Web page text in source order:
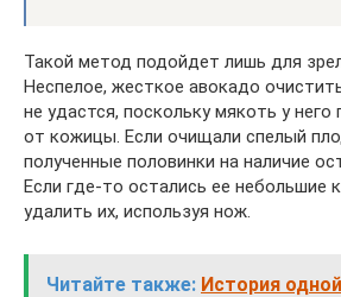
Такой метод подойдет лишь для
Неспелое, жесткое авокадо
не удастся, поскольку мякоть у него
от кожицы. Если очищали спелый
полученные половинки на наличие
Если где-то остались ее небольшие
удалить их, используя нож.
Читайте также: История